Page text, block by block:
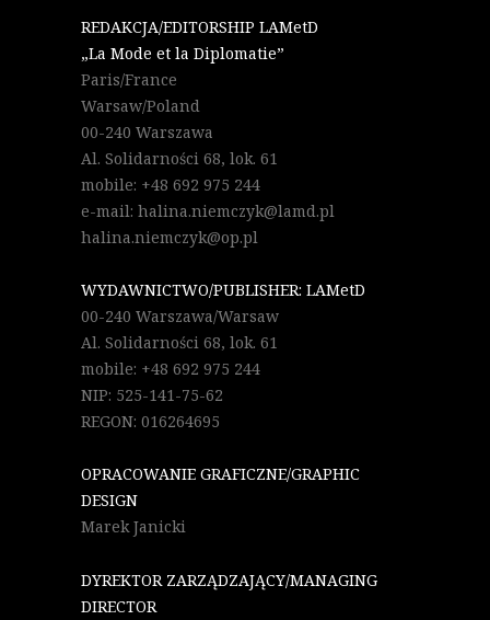
REDAKCJA/EDITORSHIP LAMetD
„La Mode et la Diplomatie”
Paris/France
Warsaw/Poland
00-240 Warszawa
Al. Solidarności 68, lok. 61
mobile: +48 692 975 244
e-mail: halina.niemczyk@lamd.pl
halina.niemczyk@op.pl
WYDAWNICTWO/PUBLISHER: LAMetD
00-240 Warszawa/Warsaw
Al. Solidarności 68, lok. 61
mobile: +48 692 975 244
NIP: 525-141-75-62
REGON: 016264695
OPRACOWANIE GRAFICZNE/GRAPHIC
DESIGN
Marek Janicki
DYREKTOR ZARZĄDZAJĄCY/MANAGING
DIRECTOR